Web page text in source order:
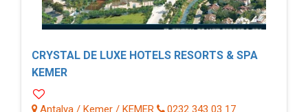
CRYSTAL DE LUXE HOTELS RESORTS & SPA
KEMER
Antalya / Kemer / KEMER 0232 343 03 17